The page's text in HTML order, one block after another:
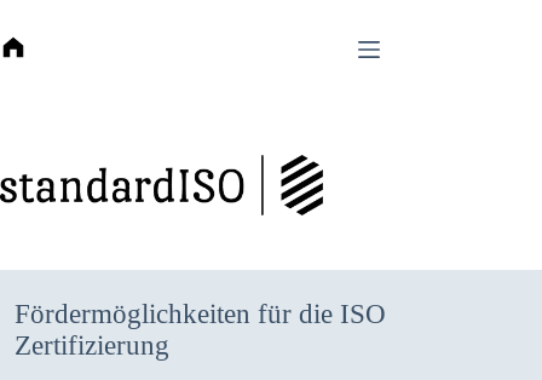
springen
Fördermöglichkeiten für die ISO
Zertifizierung